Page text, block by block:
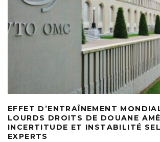
EFFET D’ENTRAÎNEMENT
LOURDS DROITS DE DOUANE
INCERTITUDE ET INSTABILITÉ
EXPERTS